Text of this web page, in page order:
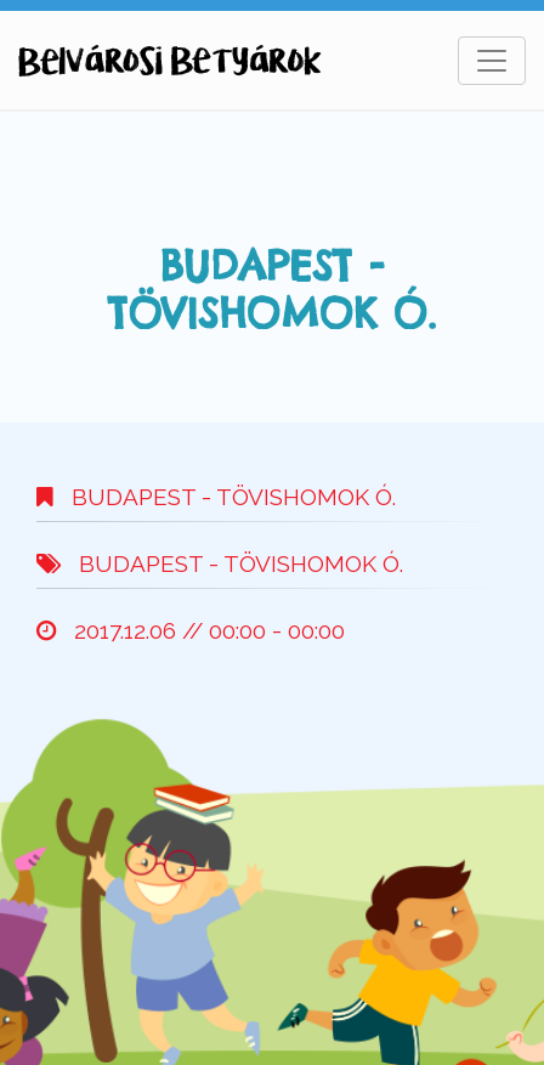
BUDAPEST -
TÖVISHOMOK Ó.
BUDAPEST - TÖVISHOMOK Ó.
BUDAPEST - TÖVISHOMOK Ó.
2017.12.06 // 00:00 - 00:00